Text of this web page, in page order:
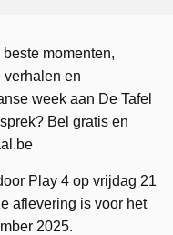
momenten,
verhalen en
week aan De Tafel
Bel gratis en
Play 4 op vrijdag 21
aflevering is voor het
2025.